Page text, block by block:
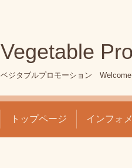
Vegetable
ベジタブルプロモーション
トップページ インフォ